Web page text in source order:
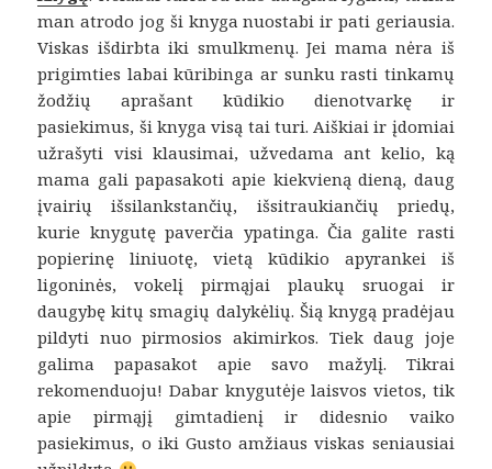
man atrodo jog ši knyga nuostabi ir pati geriausia.
Viskas išdirbta iki smulkmenų. Jei mama nėra iš
prigimties labai kūribinga ar sunku rasti tinkamų
žodžių aprašant kūdikio dienotvarkę ir
pasiekimus, ši knyga visą tai turi. Aiškiai ir įdomiai
užrašyti visi klausimai, užvedama ant kelio, ką
mama gali papasakoti apie kiekvieną dieną, daug
įvairių išsilankstančių, išsitraukiančių priedų,
kurie knygutę paverčia ypatinga. Čia galite rasti
popierinę liniuotę, vietą kūdikio apyrankei iš
ligoninės, vokelį pirmąjai plaukų sruogai ir
daugybę kitų smagių dalykėlių. Šią knygą pradėjau
pildyti nuo pirmosios akimirkos. Tiek daug joje
galima papasakot apie savo mažylį. Tikrai
rekomenduoju! Dabar knygutėje laisvos vietos, tik
apie pirmąjį gimtadienį ir didesnio vaiko
pasiekimus, o iki Gusto amžiaus viskas seniausiai